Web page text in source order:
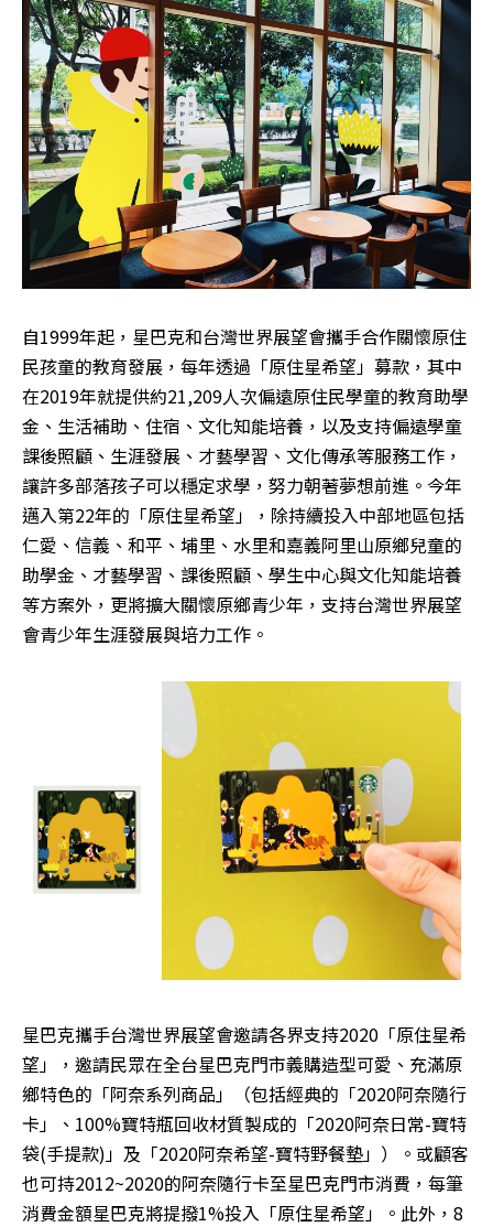
自1999年起，星巴克和台灣世界展望會攜手合作關懷原住
民孩童的教育發展，每年透過「原住星希望」募款，其中
在2019年就提供約21,209人次偏遠原住民學童的教育助學
金、生活補助、住宿、文化知能培養，以及支持偏遠學童
課後照顧、生涯發展、才藝學習、文化傳承等服務工作，
讓許多部落孩子可以穩定求學，努力朝著夢想前進。今年
邁入第22年的「原住星希望」，除持續投入中部地區包括
仁愛、信義、和平、埔里、水里和嘉義阿里山原鄉兒童的
助學金、才藝學習、課後照顧、學生中心與文化知能培養
等方案外，更將擴大關懷原鄉青少年，支持台灣世界展望
會青少年生涯發展與培力工作。
星巴克攜手台灣世界展望會邀請各界支持2020「原住星希
望」，邀請民眾在全台星巴克門市義購造型可愛、充滿原
鄉特色的「阿奈系列商品」（包括經典的「2020阿奈隨行
卡」、100%寶特瓶回收材質製成的「2020阿奈日常-寶特
袋(手提款)」及「2020阿奈希望-寶特野餐墊」）。或顧客
也可持2012~2020的阿奈隨行卡至星巴克門市消費，每筆
消費金額星巴克將提撥1%投入「原住星希望」。此外，8